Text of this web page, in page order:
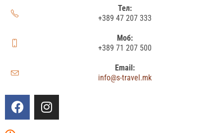
Тел:
+389 47 207 333
Моб:
+389 71 207 500
Email:
info@s-travel.mk